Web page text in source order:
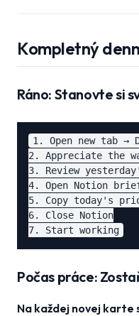
Kompletný
Ráno: Stanovte si
1. Open new tab →
2. Appreciate the
3. Review
4. Open Notion
5. Copy today's
6. Close Notion
Počas práce:
Na každej novej karte